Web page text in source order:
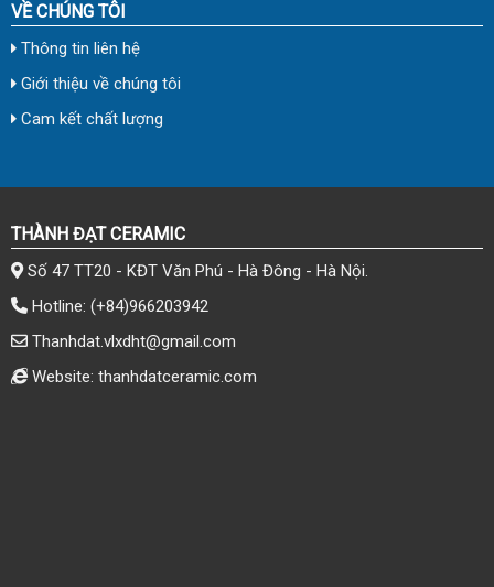
VỀ CHÚNG TÔI
Thông tin liên hệ
Giới thiệu về chúng tôi
Cam kết chất lượng
THÀNH ĐẠT CERAMIC
Số 47 TT20 - KĐT Văn Phú - Hà Đông - Hà Nội.
Hotline: (+84)966203942
Thanhdat.vlxdht@gmail.com
Website: thanhdatceramic.com